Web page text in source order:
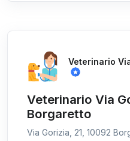
Veterinario
Veterinario Via
Borgaretto
Via Gorizia, 21, 10092